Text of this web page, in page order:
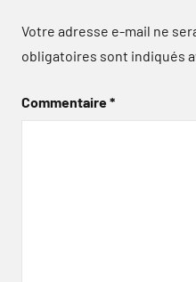
Votre adresse e-mail ne
obligatoires sont indiqués
Commentaire*